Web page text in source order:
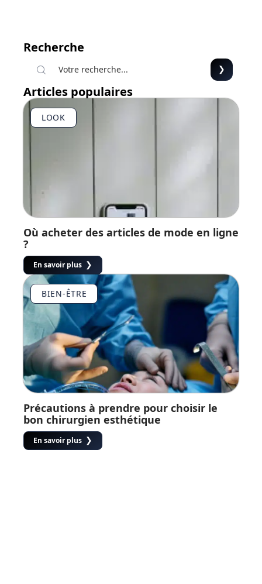
Recherche
Articles populaires
LOOK
Où acheter des articles de mode en ligne
?
En savoir plus
BIEN-ÊTRE
Précautions à prendre pour choisir le
bon chirurgien esthétique
En savoir plus